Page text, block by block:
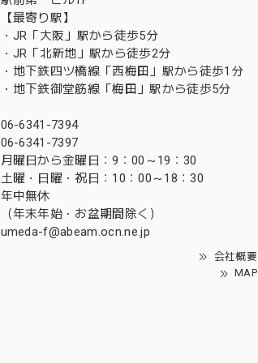
【最寄り駅】
・JR「大阪」駅から徒歩5分
・JR「北新地」駅から徒歩2分
・地下鉄四ツ橋線「西梅田」駅から徒歩1分
・地下鉄御堂筋線「梅田」駅から徒歩5分
06-6341-7394
06-6341-7397
月曜日から金曜日：9：00～19：30
土曜・日曜・祝日：10：00～18：30
年中無休
（年末年始・お盆期間除く）
umeda-f@abeam.ocn.ne.jp
会社概要
MAP